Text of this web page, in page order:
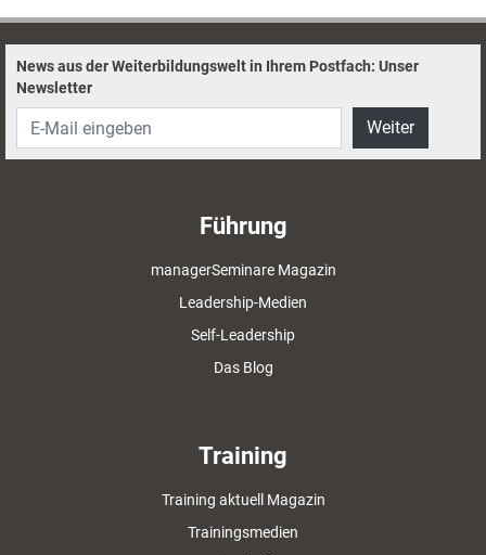
News aus der Weiterbildungswelt in Ihrem Postfach: Unser
Newsletter
Weiter
Führung
managerSeminare Magazin
Leadership-Medien
Self-Leadership
Das Blog
Training
Training aktuell Magazin
Trainingsmedien